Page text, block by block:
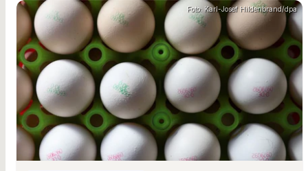
Foto: Karl-Josef Hildenbrand/dpa